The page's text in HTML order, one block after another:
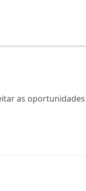
as